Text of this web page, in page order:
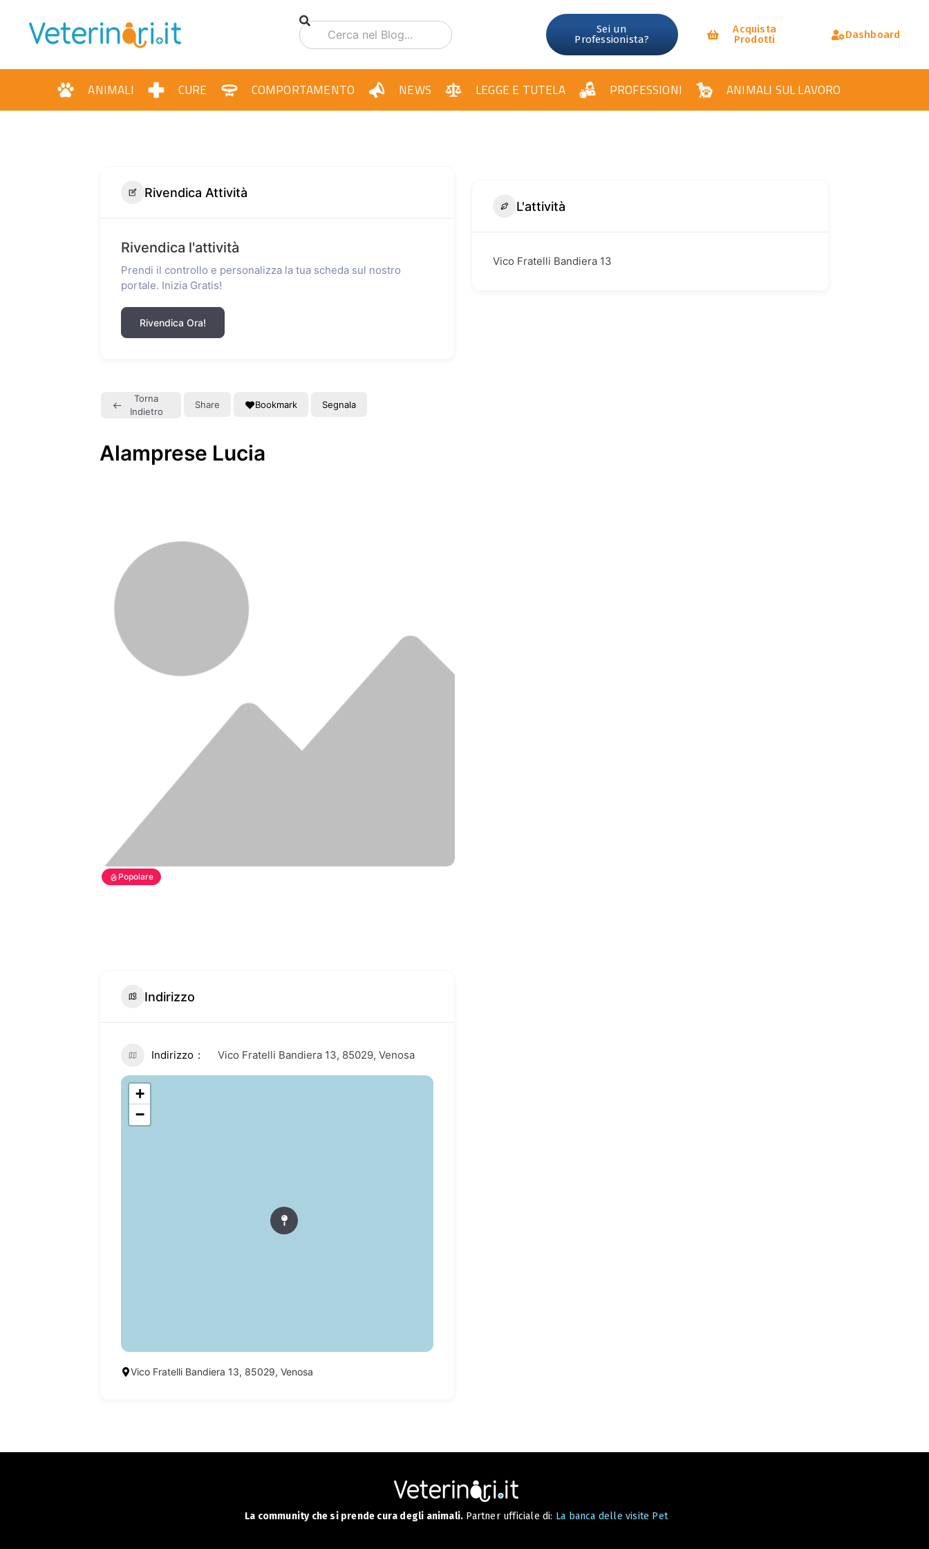
Sei un
Professionista?
Acquista
Prodotti
Dashboard
ANIMALI CURE COMPORTAMENTO NEWS LEGGE E TUTELA PROFESSIONI ANIMALI SUL LAVORO
Rivendica Attività
Rivendica l'attività
Prendi il controllo e personalizza la tua scheda sul nostro
portale. Inizia Gratis!
Rivendica Ora!
Torna
Indietro
Share Bookmark Segnala
Alamprese Lucia
Popolare
Indirizzo
Indirizzo Vico Fratelli Bandiera 13, 85029, Venosa
+
−
Vico Fratelli Bandiera 13, 85029, Venosa
L'attività
Vico Fratelli Bandiera 13
La community che si prende cura degli animali. Partner ufficiale di: La banca delle visite Pet